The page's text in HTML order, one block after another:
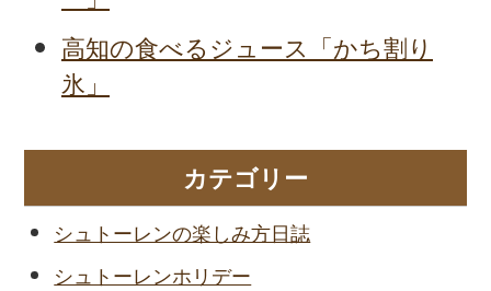
高知の食べるジュース「かち割り
氷」
カテゴリー
シュトーレンの楽しみ方日誌
シュトーレンホリデー